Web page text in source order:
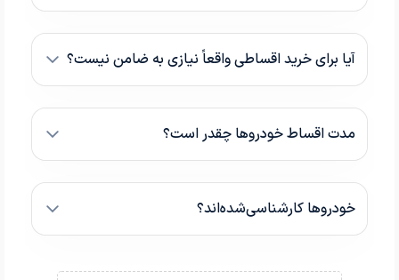
آیا برای خرید اقساطی واقعاً نیازی به ضامن نیست؟
مدت اقساط خودروها چقدر است؟
خودروها کارشناسی‌شده‌اند؟